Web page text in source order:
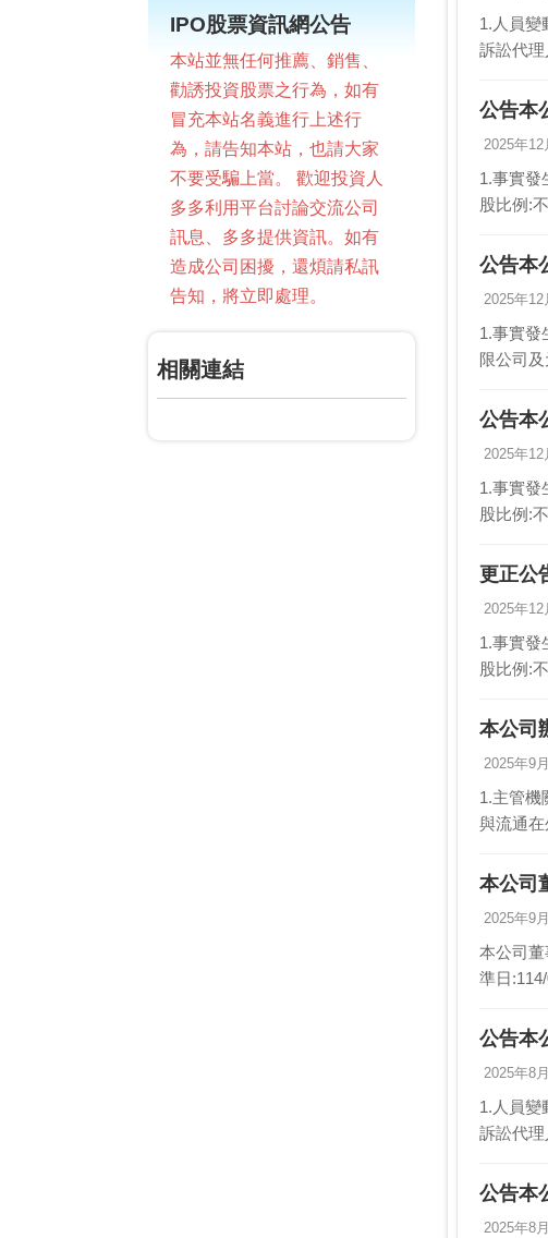
IPO股票資訊網公告
本站並無任何推薦、銷售、
勸誘投資股票之行為，如有
冒充本站名義進行上述行
為，請告知本站，也請大家
不要受騙上當。 歡迎投資人
多多利用平台討論交流公司
訊息、多多提供資訊。如有
造成公司困擾，還煩請私訊
告知，將立即處理。
相關連結
1.人員變
訴訟代
公告本
2025年12
1.事實發
股比例:
公告本
2025年12
1.事實發
限公司
公告本
2025年12
1.事實發
股比例:
更正公
2025年12
1.事實發
股比例:
本公司
2025年9
1.主管機
本公司
2025年9
本公司
準日
公告本
2025年8
1.人員變
訴訟代
公告本
2025年8